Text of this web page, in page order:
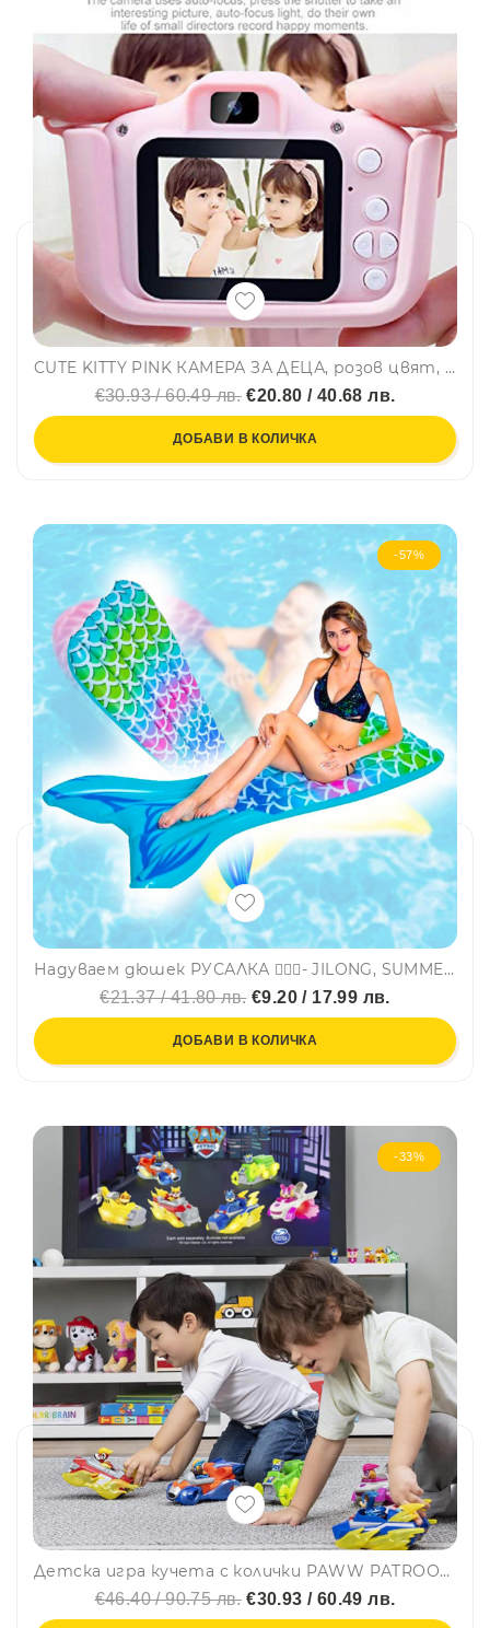
CUTE KITTY PINK КАМЕРА ЗА ДЕЦА, розов цвят, 8/13MPx, до 32 ГБ
€30.93 / 60.49 лв.€20.80 / 40.68 лв.
ДОБАВИ В КОЛИЧКА
-57%
Надуваем дюшек РУСАЛКА 🧜🏻‍♀️- JILONG, SUMMER ENJOY 37438
€21.37 / 41.80 лв.€9.20 / 17.99 лв.
ДОБАВИ В КОЛИЧКА
-33%
Детска игра кучета с колички PАWW PАTRООL 650, 6бр, 2+
€46.40 / 90.75 лв.€30.93 / 60.49 лв.